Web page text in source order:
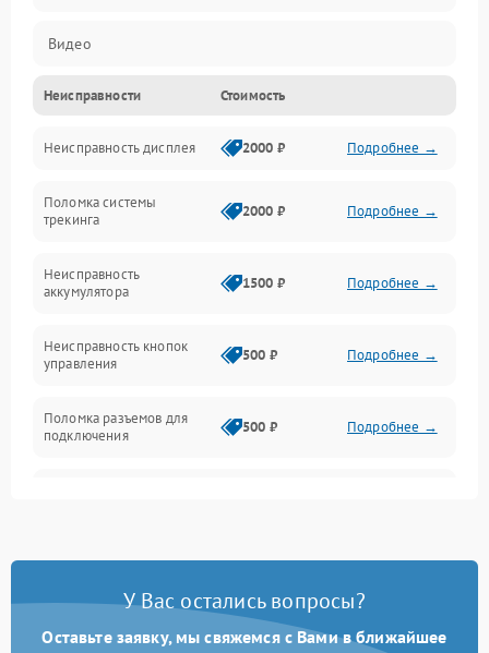
Видео
ПО
Сенсоры
Механические повреждения
Неисправности Стоимость
Неисправность дисплея 2000 ₽ Подробнее →
Поломка системы
трекинга
2000 ₽ Подробнее →
Неисправность
аккумулятора
1500 ₽ Подробнее →
Неисправность кнопок
управления
500 ₽ Подробнее →
Поломка разъемов для
подключения
500 ₽ Подробнее →
Повреждение проводов 500 ₽ Подробнее →
Неисправность системы
защиты от перегрузок
1000 ₽
У Вас остались вопросы?
Оставьте заявку, мы свяжемся с Вами в ближайшее